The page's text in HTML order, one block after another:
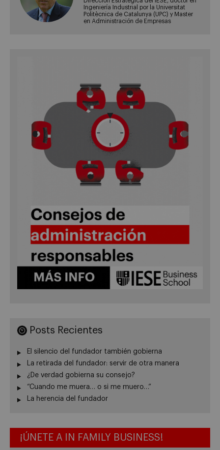
Ingeniería Industrial por la Universitat
Politècnica de Catalunya (UPC) y Master
en Administración de Empresas
Posts Recientes
El silencio del fundador también gobierna
La retirada del fundador: servir de otra manera
¿De verdad gobierna su consejo?
“Cuando me muera… o si me muero…”
La herencia del fundador
¡ÚNETE A IN FAMILY BUSINESS!